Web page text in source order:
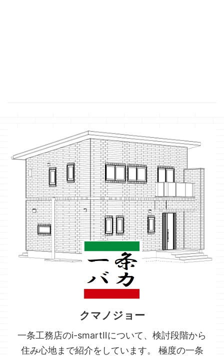
クマノジョー
一条工務店のi-smartⅡについて、検討段階から
住み心地まで紹介をしています。 極度の一条